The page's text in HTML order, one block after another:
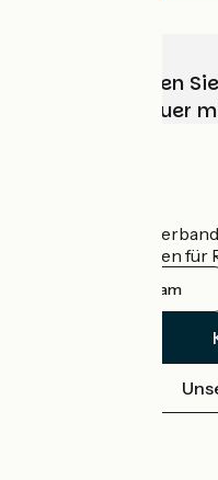
Wählen, bereiten
Ihr Radabenteuer
Der nationale
offizielle Leitfaden
Instagram